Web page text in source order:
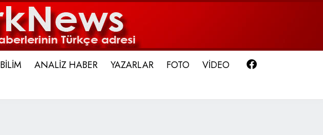
BİLİM ANALİZ HABER YAZARLAR FOTO VİDEO